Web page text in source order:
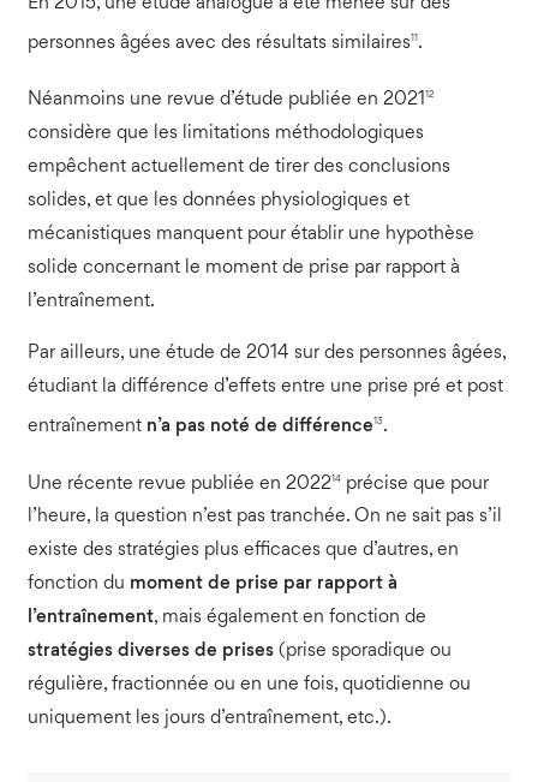
En 2015, une étude analogue a été menée sur des
personnes âgées avec des résultats similaires11.
Néanmoins une revue d’étude publiée en 2021 12
considère que les limitations méthodologiques
empêchent actuellement de tirer des conclusions
solides, et que les données physiologiques et
mécanistiques manquent pour établir une hypothèse
solide concernant le moment de prise par rapport à
l’entraînement.
Par ailleurs, une étude de 2014 sur des personnes âgées,
étudiant la différence d’effets entre une prise pré et post
entraînement n’a pas noté de différence13 .
Une récente revue publiée en 202214précise que pour
l’heure, la question n’est pas tranchée. On ne sait pas s’il
existe des stratégies plus efficaces que d’autres, en
fonction du moment de prise par rapport à
l’entraînement, mais également en fonction de
stratégies diverses de prises(prise sporadique ou
régulière, fractionnée ou en une fois, quotidienne ou
uniquement les jours d’entraînement, etc.).